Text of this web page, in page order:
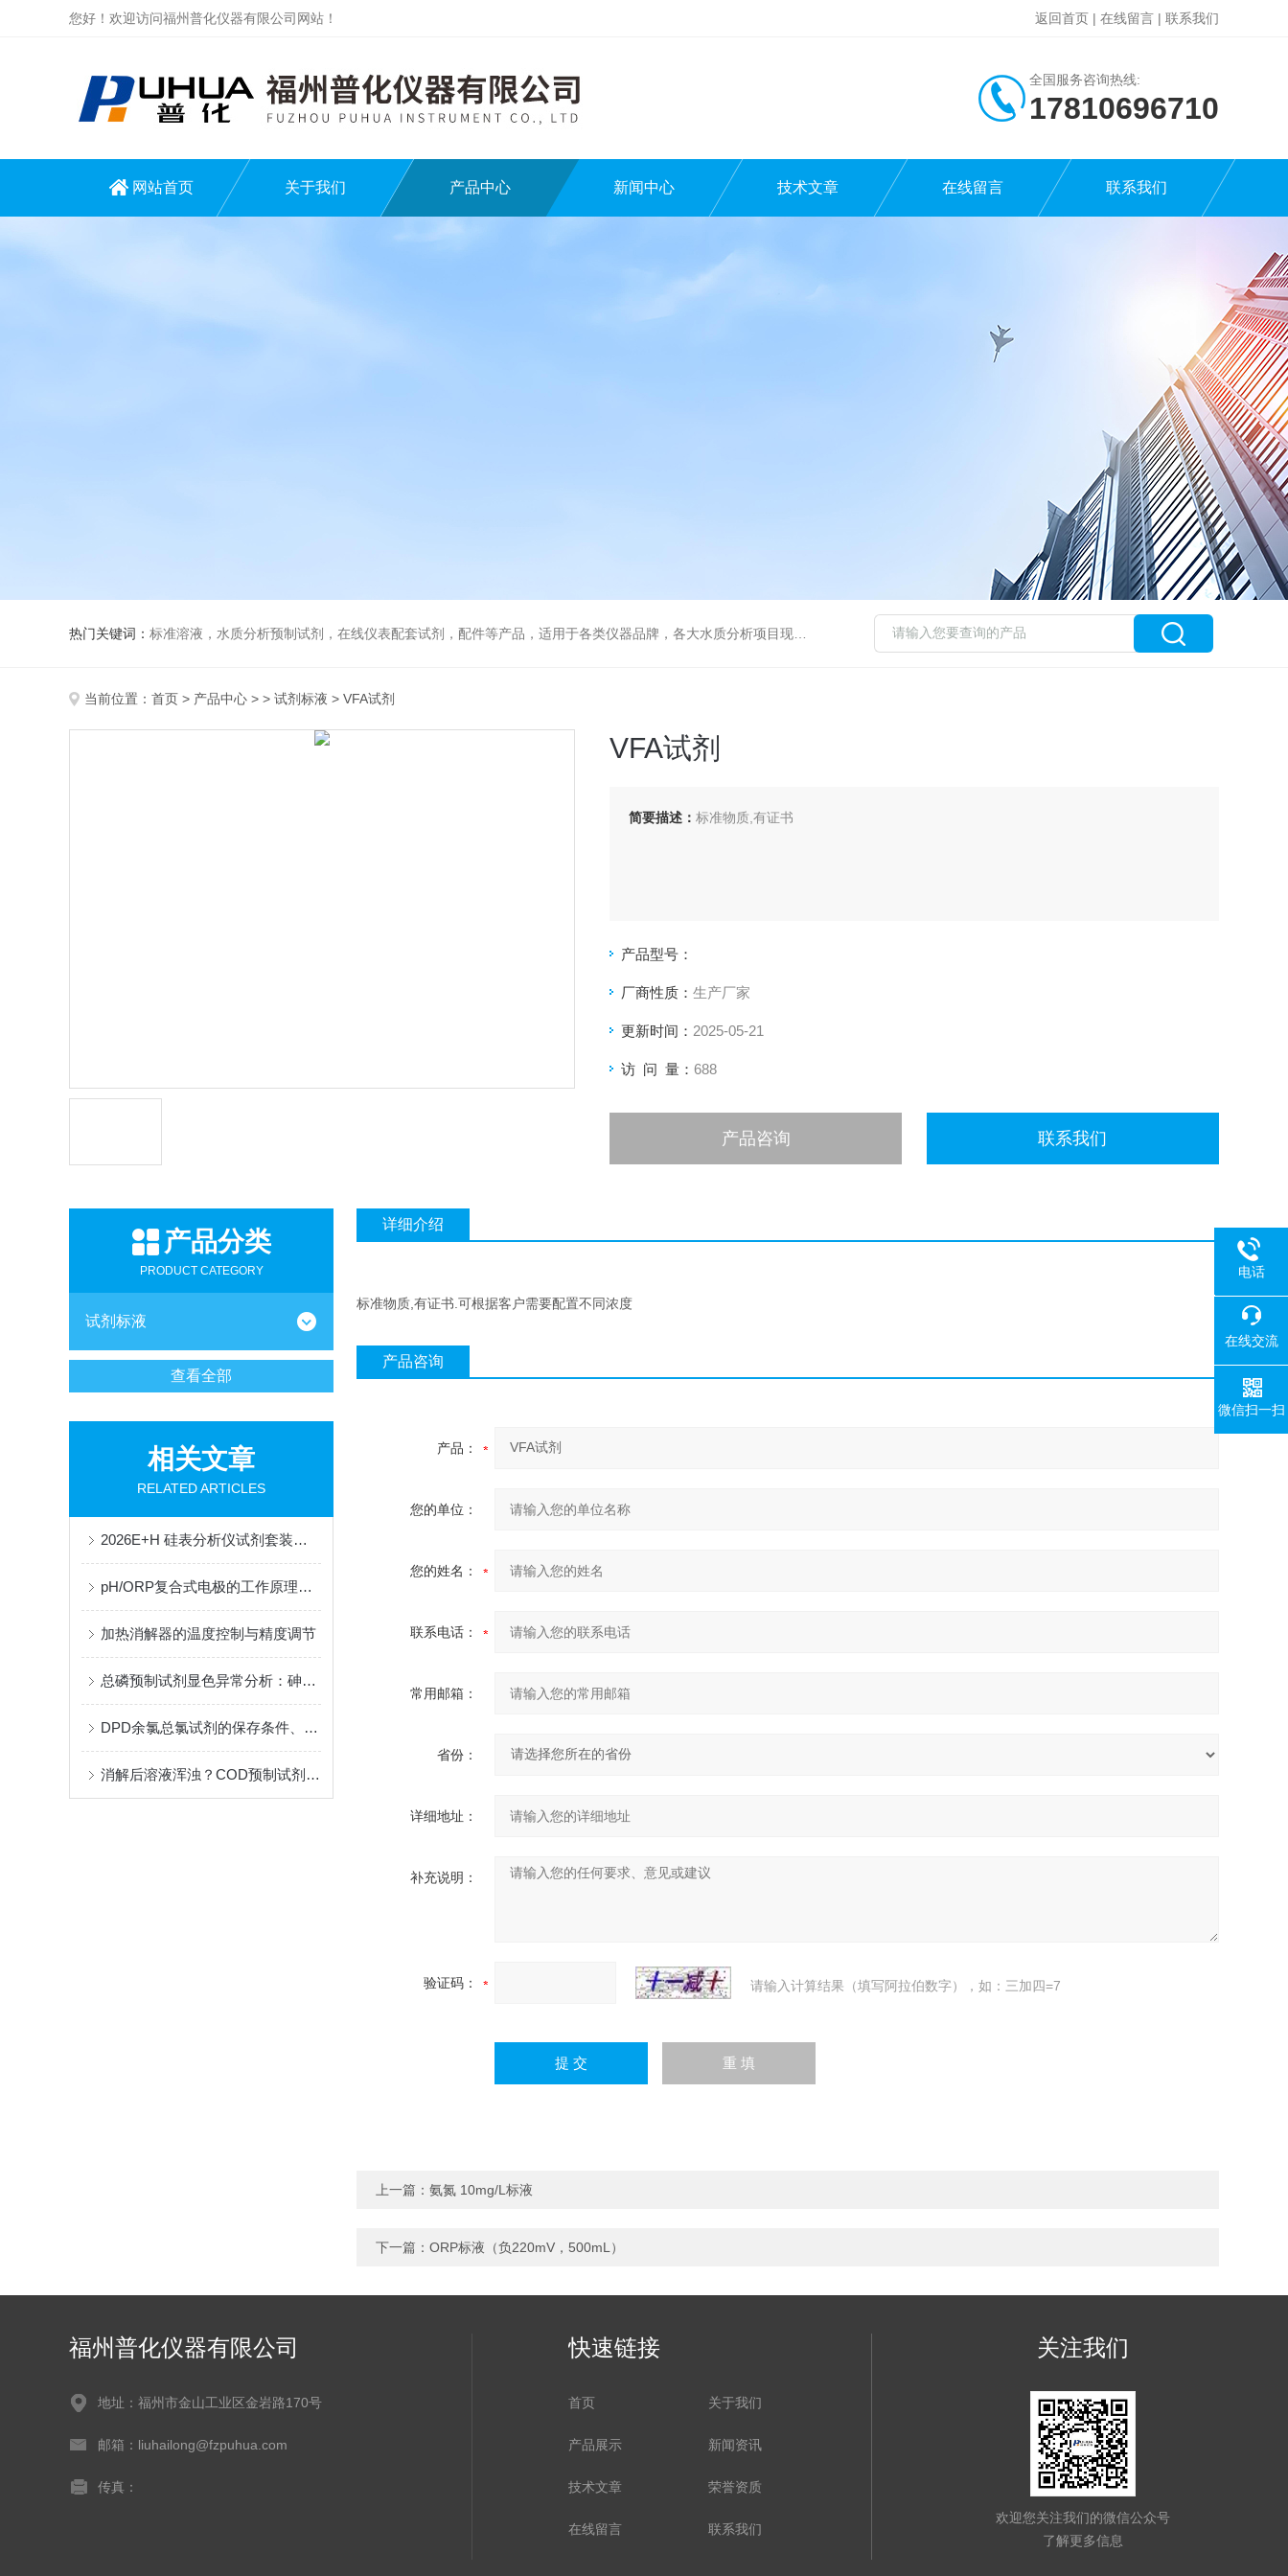
您好！欢迎访问福州普化仪器有限公司网站！ 返回首页 | 在线留言 | 联系我们
全国服务咨询热线:
17810696710
网站首页 关于我们 产品中心 新闻中心 技术文章 在线留言 联系我们
热门关键词： 标准溶液，水质分析预制试剂，在线仪表配套试剂，配件等产品，适用于各类仪器品牌，各大水质分析项目现场及实验室
当前位置： 首页 > 产品中心 > > 试剂标液 > VFA试剂
VFA试剂
简要描述： 标准物质,有证书
产品型号：
厂商性质： 生产厂家
更新时间： 2025-05-21
访 问 量： 688
产品咨询 联系我们
产品分类
PRODUCT CATEGORY
试剂标液
查看全部
相关文章
RELATED ARTICLES
2026E+H 硅表分析仪试剂套装供应商：整套配套试剂，适配电厂在线监测场景
pH/ORP复合式电极的工作原理与结构解析
加热消解器的温度控制与精度调节
总磷预制试剂显色异常分析：砷铁离子干扰的掩蔽方法与质控样验证
DPD余氯总氯试剂的保存条件、有效期及稳定性研究
消解后溶液浑浊？COD预制试剂常见异常现象与对策
详细介绍
标准物质,有证书.可根据客户需要配置不同浓度
产品咨询
产品：
您的单位：
您的姓名：
联系电话：
常用邮箱：
省份：
详细地址：
补充说明：
验证码： 请输入计算结果（填写阿拉伯数字），如：三加四=7
上一篇： 氨氮 10mg/L标液
下一篇： ORP标液（负220mV，500mL）
福州普化仪器有限公司
地址：福州市金山工业区金岩路170号
邮箱：liuhailong@fzpuhua.com
传真：
快速链接
首页 关于我们
产品展示 新闻资讯
技术文章 荣誉资质
在线留言 联系我们
关注我们
欢迎您关注我们的微信公众号
了解更多信息
电话
400-
在线交流
微信扫一扫